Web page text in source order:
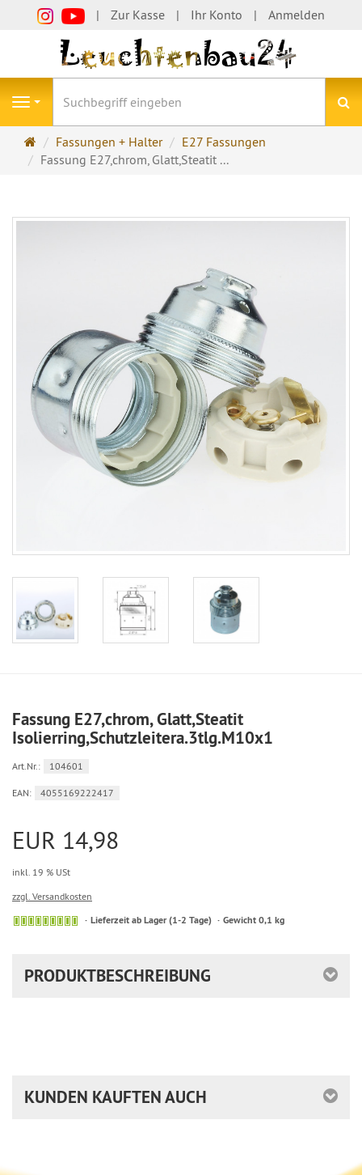
Zur Kasse Ihr Konto Anmelden
Navigation
Startseite
Fassungen + Halter
E27 Fassungen
Fassung E27,chrom, Glatt,Steatit ...
Fassung E27,chrom, Glatt,Steatit
Isolierring,Schutzleitera.3tlg.M10x1
Art.Nr.: 104601
EAN: 4055169222417
EUR 14,98
inkl. 19 % USt
zzgl. Versandkosten
Sofort
Lieferzeit ab Lager (1-2 Tage) Gewicht 0,1 kg
PRODUKTBESCHREIBUNG
KUNDEN KAUFTEN AUCH